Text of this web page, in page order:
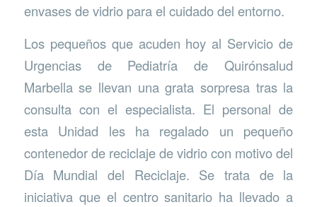
envases de vidrio para el cuidado del entorno.
Los pequeños que acuden hoy al Servicio de
Urgencias de Pediatría de Quirónsalud
Marbella se llevan una grata sorpresa tras la
consulta con el especialista. El personal de
esta Unidad les ha regalado un pequeño
contenedor de reciclaje de vidrio con motivo del
Día Mundial del Reciclaje. Se trata de la
iniciativa que el centro sanitario ha llevado a